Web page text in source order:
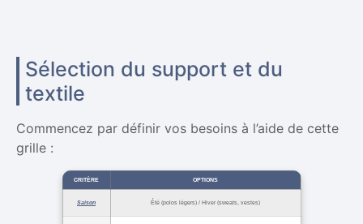
Sélection du support et du
textile
Commencez par définir vos besoins à l’aide de cette
grille :
CRITÈRE OPTIONS
Saison Été (polos légers) / Hiver (sweats, vestes)